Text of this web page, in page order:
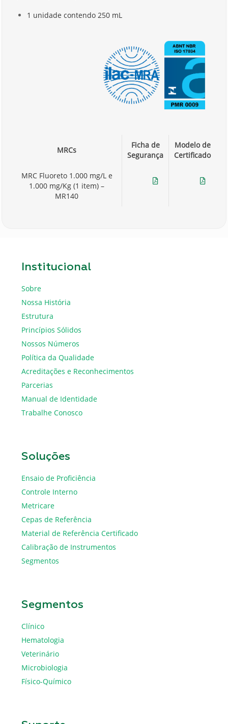
1 unidade contendo 250 mL
MRCs
Ficha de
Segurança
Modelo de
Certificado
MRC Fluoreto 1.000 mg/L e
1.000 mg/Kg (1 item) –
MR140
Institucional
Sobre
Nossa História
Estrutura
Princípios Sólidos
Nossos Números
Política da Qualidade
Acreditações e Reconhecimentos
Parcerias
Manual de Identidade
Trabalhe Conosco
Soluções
Ensaio de Proficiência
Controle Interno
Metricare
Cepas de Referência
Material de Referência Certificado
Calibração de Instrumentos
Segmentos
Segmentos
Clínico
Hematologia
Veterinário
Microbiologia
Físico-Químico